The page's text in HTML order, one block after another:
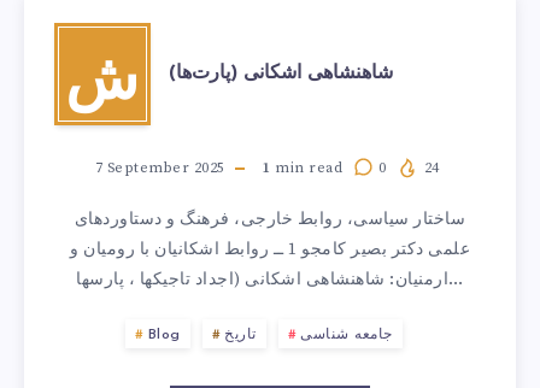
ش شاهنشاهی اشکانی (پارت‌ها)
7 September 2025 1 min read 0 24
ساختار سیاسی، روابط خارجی، فرهنگ و دستاوردهای
علمی دکتر بصیر کامجو 1 ــ روابط اشکانیان با رومیان و
ارمنیان: شاهنشاهی اشکانی (اجداد تاجیکها ، پارسها…
Blog تاریخ جامعه شناسی